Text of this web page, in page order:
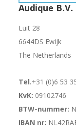
Audique B.V.
Luit 28
6644DS Ewijk
The Netherlands
Tel.+31 (0)6 53
KvK: 09102746
BTW-nummer:
IBAN nr: